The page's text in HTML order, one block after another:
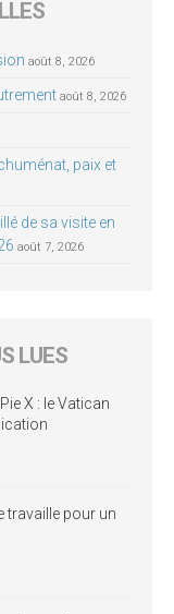
août 8, 2026
août 8, 2026
paix et
de sa visite en
août 7, 2026
LUES
X : le Vatican
travaille pour un